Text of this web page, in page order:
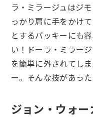
ラ・ミラージュはジ
っかり肩に手をかけ
とするバッキーにも
い！ドーラ・ミラー
を簡単に外されてし
ー。そんな技があった
ジョン・ウォ